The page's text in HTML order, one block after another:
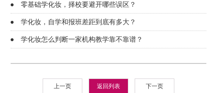
零基础学化妆，择校要避开哪些误区？
学化妆，自学和报班差距到底有多大？
学化妆怎么判断一家机构教学靠不靠谱？
上一页 返回列表 下一页